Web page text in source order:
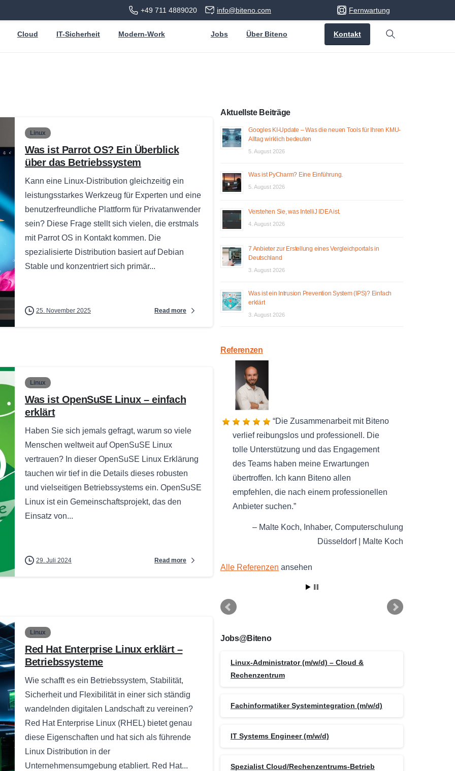
+49 711 4889020 info@biteno.com Fernwartung
Cloud IT-Sicherheit Modern-Work Jobs Über Biteno Kontakt
Search
Linux
Was ist Parrot OS? Ein Überblick
über das Betriebssystem
Kann eine Linux-Distribution gleichzeitig ein
leistungsstarkes Werkzeug für Experten und eine
benutzerfreundliche Plattform für Privatanwender
sein? Diese Frage stellt sich vielen, die erstmals
mit Parrot OS in Kontakt kommen. Die
spezialisierte Distribution basiert auf Debian
Stable und konzentriert sich primär...
25. November 2025 Read more
Linux
Was ist OpenSuSE Linux – einfach
erklärt
Haben Sie sich jemals gefragt, warum so viele
Menschen weltweit auf OpenSuSE Linux
vertrauen? In dieser OpenSuSE Linux Erklärung
tauchen wir tief in die Details dieses robusten
und vielseitigen Betriebssystems ein. OpenSuSE
Linux ist ein Gemeinschaftsprojekt, das den
Einsatz von...
29. Juli 2024 Read more
Linux
Red Hat Enterprise Linux erklärt –
Betriebssysteme
Wie schafft es ein Betriebssystem, Stabilität,
Sicherheit und Flexibilität in einer sich ständig
wandelnden digitalen Landschaft zu vereinen?
Red Hat Enterprise Linux (RHEL) bietet genau
diese Eigenschaften und hat sich als führende
Linux Distribution in der
Unternehmensumgebung etabliert. Red Hat...
Aktuellste Beiträge
Googles KI-Update – Was die neuen Tools für Ihren KMU-
Alltag wirklich bedeuten
5. August 2026
Was ist PyCharm? Eine Einführung.
5. August 2026
Verstehen Sie, was IntelliJ IDEA ist.
4. August 2026
7 Anbieter zur Erstellung eines Vergleichportals in
Deutschland
3. August 2026
Was ist ein Intrusion Prevention System (IPS)? Einfach
erklärt
3. August 2026
Referenzen
Die Zusammenarbeit mit Biteno
verlief reibungslos und professionell. Die
tolle Unterstützung und das Engagement
des Teams haben meine Erwartungen
übertroffen. Ich kann Biteno allen
empfehlen, die nach einem professionellen
Anbieter suchen.
Malte Koch Inhaber Computerschulung
Düsseldorf | Malte Koch
Alle Referenzen ansehen
Jobs@Biteno
Linux-Administrator (m/w/d) – Cloud &
Rechenzentrum
Fachinformatiker Systemintegration (m/w/d)
IT Systems Engineer (m/w/d)
Spezialist Cloud/Rechenzentrums-Betrieb